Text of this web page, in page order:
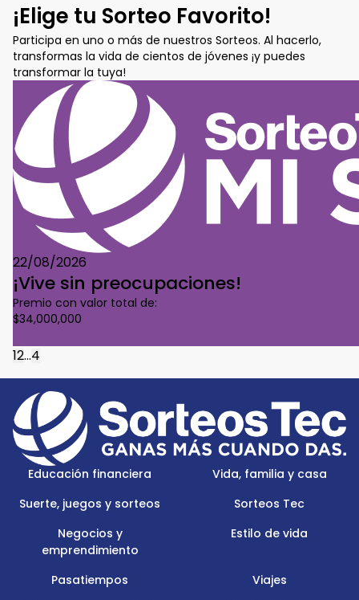
¡Elige tu Sorteo Favorito!
Participa en uno o más de nuestros Sorteos. Al hacerlo,
transformas la vida de cientos de jóvenes ¡y puedes
transformar la tuya!
22/08/2026
¡Vive sin preocupaciones!
Premio con valor total de:
$34,000,000
12...4
Footer
Menu
Logo
Educación financiera
Vida, familia y casa
Suerte, juegos y sorteos
Sorteos Tec
Negocios y
emprendimiento
Estilo de vida
Pasatiempos
Viajes